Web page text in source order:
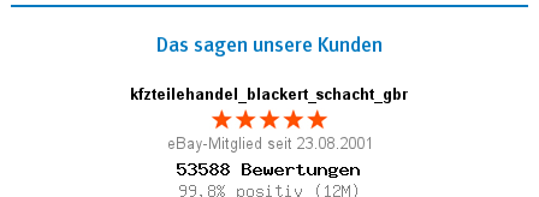
Das sagen unsere Kunden